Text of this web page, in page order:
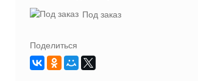
Под заказ
Поделиться